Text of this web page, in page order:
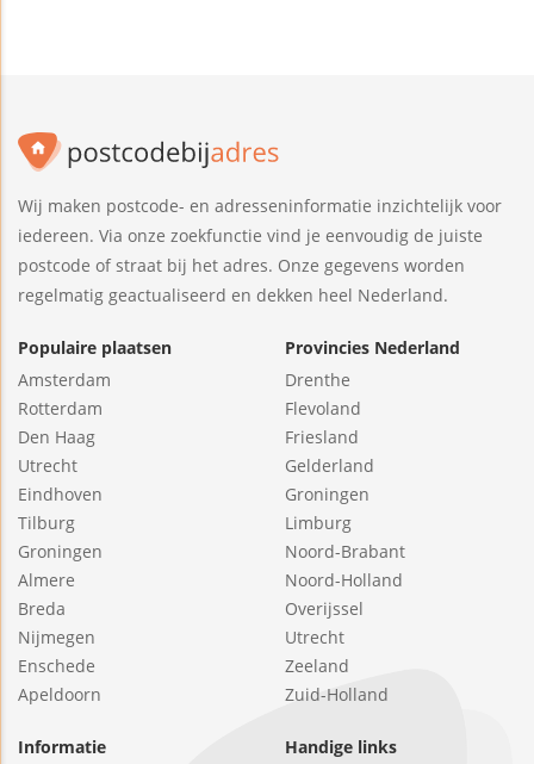
Wij maken postcode- en adresseninformatie inzichtelijk voor
iedereen. Via onze zoekfunctie vind je eenvoudig de juiste
postcode of straat bij het adres. Onze gegevens worden
regelmatig geactualiseerd en dekken heel Nederland.
Populaire plaatsen
Amsterdam
Rotterdam
Den Haag
Utrecht
Eindhoven
Tilburg
Groningen
Almere
Breda
Nijmegen
Enschede
Apeldoorn
Provincies Nederland
Drenthe
Flevoland
Friesland
Gelderland
Groningen
Limburg
Noord-Brabant
Noord-Holland
Overijssel
Utrecht
Zeeland
Zuid-Holland
Informatie Handige links